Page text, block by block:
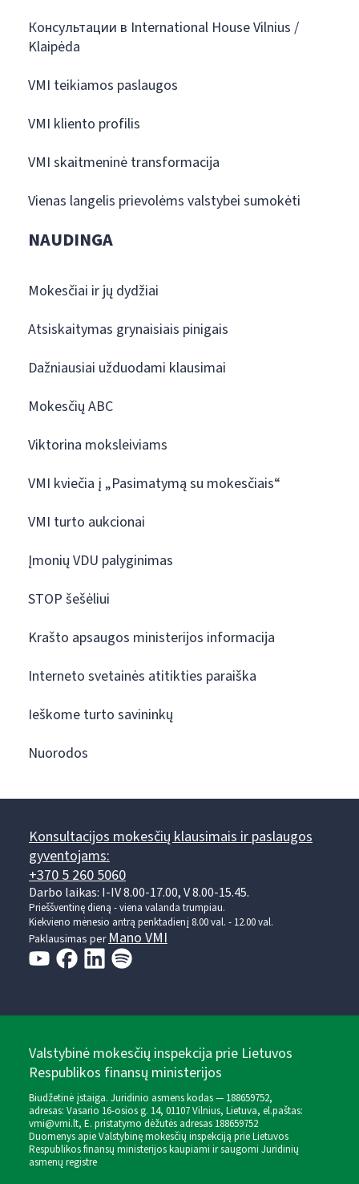
Консультации в International House Vilnius /
Klaipėda
VMI teikiamos paslaugos
VMI kliento profilis
VMI skaitmeninė transformacija
Vienas langelis prievolėms valstybei sumokėti
NAUDINGA
Mokesčiai ir jų dydžiai
Atsiskaitymas grynaisiais pinigais
Dažniausiai užduodami klausimai
Mokesčių ABC
Viktorina moksleiviams
VMI kviečia į „Pasimatymą su mokesčiais“
VMI turto aukcionai
Įmonių VDU palyginimas
STOP šešėliui
Krašto apsaugos ministerijos informacija
Interneto svetainės atitikties paraiška
Ieškome turto savininkų
Nuorodos
Konsultacijos mokesčių klausimais ir paslaugos
gyventojams:
+370 5 260 5060
Darbo laikas: I-IV 8.00-17.00, V 8.00-15.45.
Prieššventinę dieną - viena valanda trumpiau.
Kiekvieno mėnesio antrą penktadienį 8.00 val. - 12.00 val.
Paklausimas perMano VMI
Valstybinė mokesčių inspekcija prie Lietuvos
Respublikos finansų ministerijos
Biudžetinė įstaiga. Juridinio asmens kodas — 188659752,
adresas: Vasario 16-osios g. 14, 01107 Vilnius, Lietuva, el.paštas:
vmi@vmi.lt, E. pristatymo dėžutės adresas 188659752
Duomenys apie Valstybinę mokesčių inspekciją prie Lietuvos
Respublikos finansų ministerijos kaupiami ir saugomi Juridinių
asmenų registre